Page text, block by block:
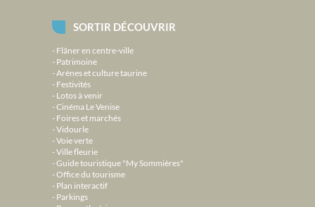
SORTIR DÉCOUVRIR
Flâner en centre-ville
Patrimoine
Arènes et culture taurine
Festivités
Lotos à venir
Cinéma Le Venise
Foires et marchés
Vidourle
Voie verte
Ville fleurie
Guide touristique "My Sommières"
Office du tourisme
Plan interactif
Parkings